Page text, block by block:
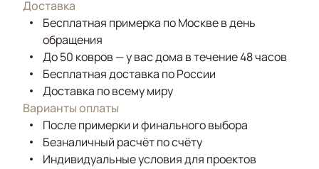
Доставка
Бесплатная примерка по Москве в день
обращения
До 50 ковров — у вас дома в течение 48 часов
Бесплатная доставка по России
Доставка по всему миру
Варианты оплаты
После примерки и финального выбора
Безналичный расчёт по счёту
Индивидуальные условия для проектов